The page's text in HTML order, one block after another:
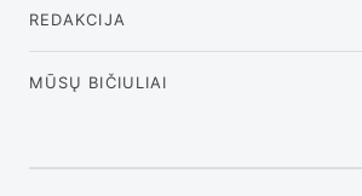
REDAKCIJA
MŪSŲ BIČIULIAI